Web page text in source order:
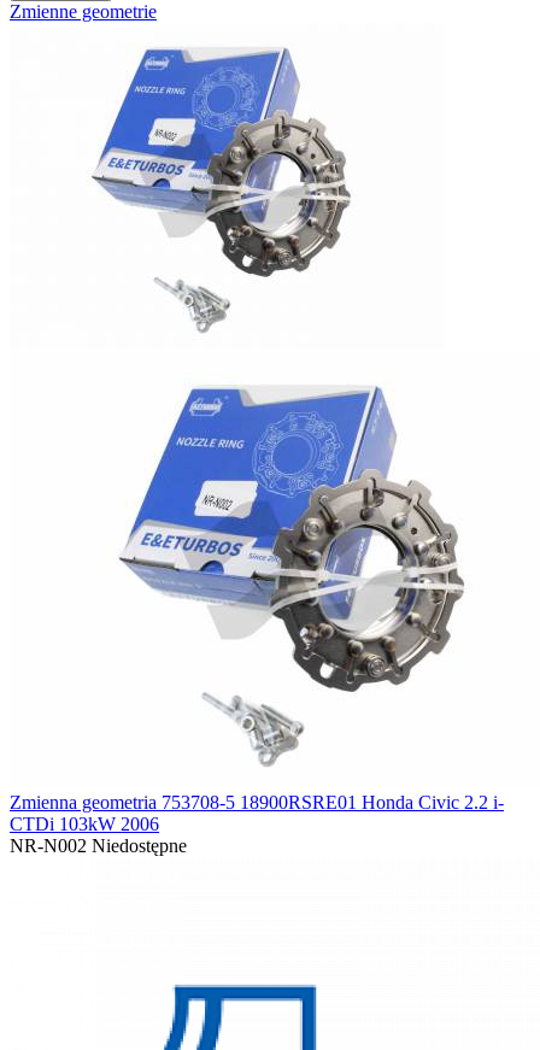
Zmienne geometrie
Zmienna geometria 753708-5 18900RSRE01 Honda Civic 2.2 i-
CTDi 103kW 2006
NR-N002 Niedostępne